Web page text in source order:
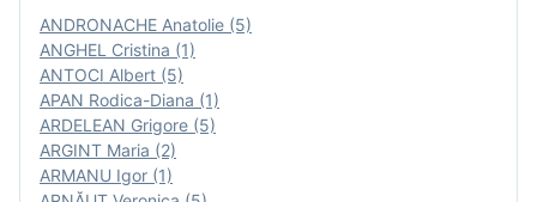
ANDRONACHE Anatolie (5)
ANGHEL Cristina (1)
ANTOCI Albert (5)
APAN Rodica-Diana (1)
ARDELEAN Grigore (5)
ARGINT Maria (2)
ARMANU Igor (1)